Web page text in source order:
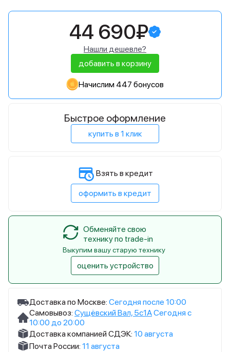
Доставка по Москве: Сегодня после 10:00
Самовывоз: Сущёвский Вал, 5с1АСегодня с
10:00 до 20:00
Доставка компанией СДЭК: 10 августа
Почта России: 11 августа
44 690₽
Нашли дешевле?
добавить в корзину
Начислим 447 бонусов
Быстрое оформление
купить в 1 клик
Взять в кредит
оформить в кредит
Обменяйте свою
технику по trade-in
Выкупим вашу старую технику
оценить устройство